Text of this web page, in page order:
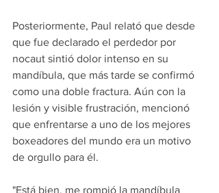
Posteriormente, Paul relató que desde
que fue declarado el perdedor por
nocaut sintió dolor intenso en su
mandíbula, que más tarde se confirmó
como una doble fractura. Aún con la
lesión y visible frustración, mencionó
que enfrentarse a uno de los mejores
boxeadores del mundo era un motivo
de orgullo para él.
"Está bien, me rompió la mandíbula